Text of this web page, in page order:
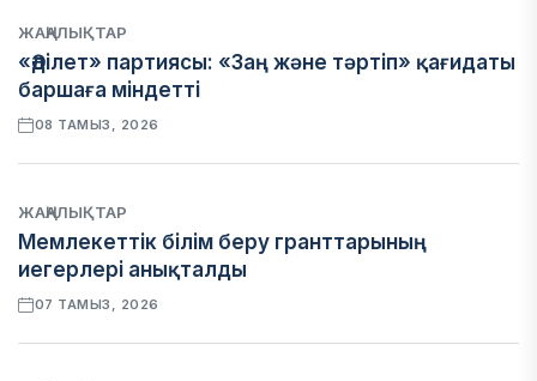
ЖАҢАЛЫҚТАР
«Әділет» партиясы: «Заң және тәртіп» қағидаты
баршаға міндетті
08 ТАМЫЗ, 2026
ЖАҢАЛЫҚТАР
Мемлекеттік білім беру гранттарының
иегерлері анықталды
07 ТАМЫЗ, 2026